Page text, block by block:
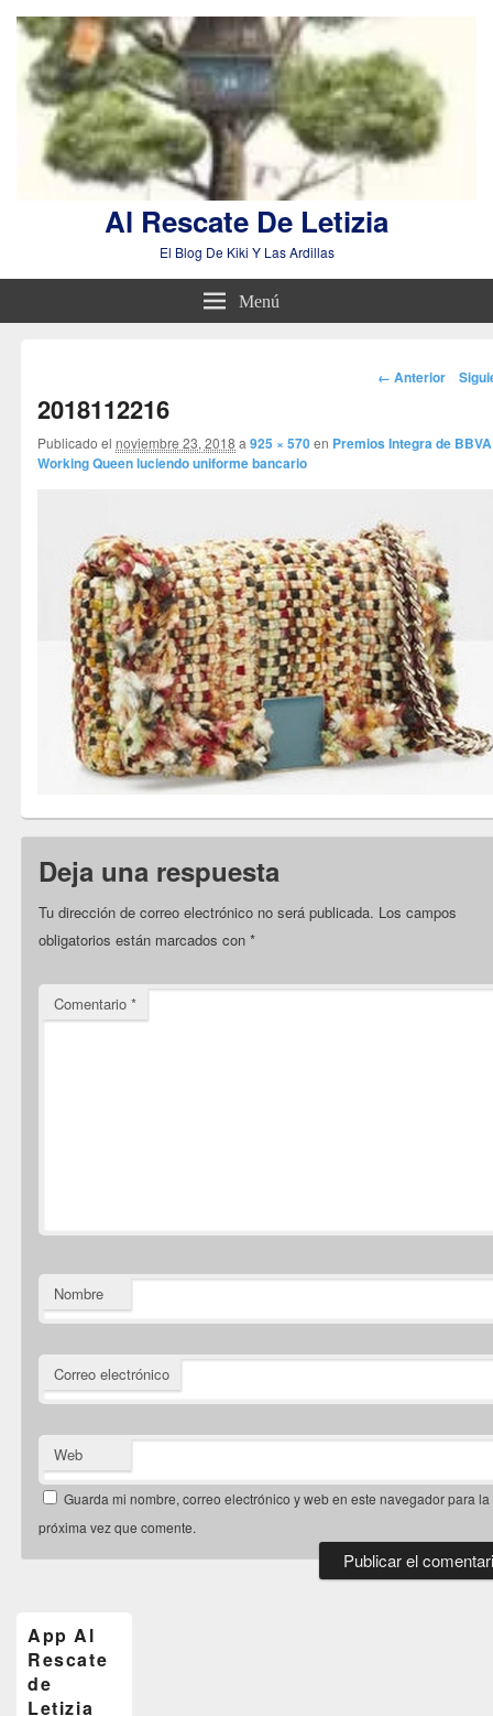
Al Rescate De Letizia
El Blog De Kiki Y Las Ardillas
Menú
Navegador
← Anterior
2018112216
Publicado el noviembre 23, 2018 a925 × 570en Premios Integra de
Working Queen luciendo uniforme bancario
Deja una respuesta
Tu dirección de correo electrónico no será publicada. Los campos
obligatorios están marcados con*
Comentario*
Nombre
Correo electrónico
Web
Guarda mi nombre, correo electrónico y web en este navegador para la
próxima vez que comente.
widget
barra
lateral
primaria
App Al
Rescate
de
Letizia